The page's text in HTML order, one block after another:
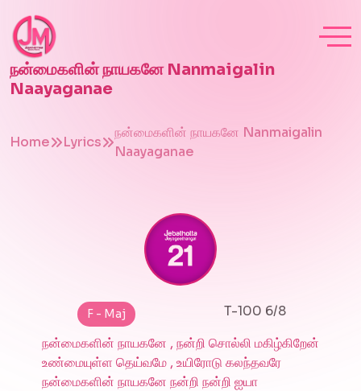
நன்மைகளின் நாயகனே Nanmaigalin
Naayaganae
Home Lyrics
நன்மைகளின் நாயகனே Nanmaigalin
Naayaganae
F - Maj
T-100 6/8
நன்மைகளின் நாயகனே , நன்றி சொல்லி மகிழ்கிறேன்
உண்மையுள்ள தெய்வமே , உயிரோடு கலந்தவரே
நன்மைகளின் நாயகனே நன்றி நன்றி ஐயா